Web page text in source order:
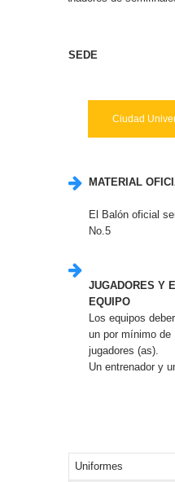
SEDE
Ciudad
MATERIAL
El Balón oficial
No.5
JUGADORES Y
EQUIPO
Los equipos
un por mínimo de
jugadores (as).
Un entrenador y
Uniformes